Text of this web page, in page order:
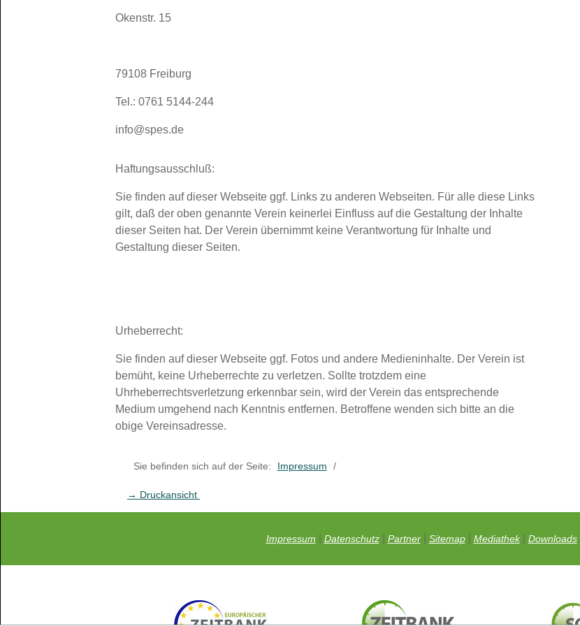
Okenstr. 15
79108 Freiburg
Tel.: 0761 5144-244
info@spes.de
Haftungsausschluß:
Sie finden auf dieser Webseite ggf. Links zu anderen Webseiten. Für alle diese Links
gilt, daß der oben genannte Verein keinerlei Einfluss auf die Gestaltung der Inhalte
dieser Seiten hat. Der Verein übernimmt keine Verantwortung für Inhalte und
Gestaltung dieser Seiten.
Urheberrecht:
Sie finden auf dieser Webseite ggf. Fotos und andere Medieninhalte. Der Verein ist
bemüht, keine Urheberrechte zu verletzen. Sollte trotzdem eine
Uhrheberrechtsverletzung erkennbar sein, wird der Verein das entsprechende
Medium umgehend nach Kenntnis entfernen. Betroffene wenden sich bitte an die
obige Vereinsadresse.
Sie befinden sich auf der Seite: Impressum /
→ Druckansicht
Impressum Datenschutz| Partner| Sitemap| Mediathek| Downloads|